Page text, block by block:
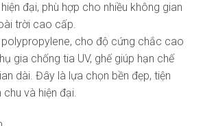
đại, phù hợp cho nhiều không gian
trời cao cấp.
cho độ cứng chắc cao
gia chống tia UV, ghế giúp hạn chế
dài. Đây là lựa chọn bền đẹp, tiện
và hiện đại.